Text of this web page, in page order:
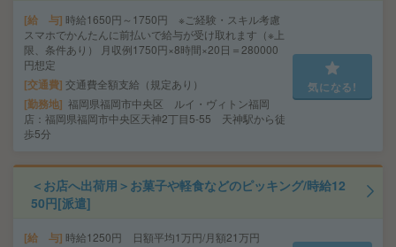
給 与 時給1650円～1750円 ※ご経験・スキル考慮
スマホでかんたんに前払いで給与が受け取れます（※上
限、条件あり） 月収例1750円×8時間×20日＝280000
円想定
交通費 交通費全額支給（規定あり）
勤務地 福岡県福岡市中央区 ルイ・ヴィトン福岡
店：福岡県福岡市中央区天神2丁目5-55 天神駅から徒
歩5分
気になる!
＜お店へ出荷用＞お菓子や軽食などのピッキング/時給12
50円[派遣]
給 与 時給1250円 日額平均1万円/月額21万円